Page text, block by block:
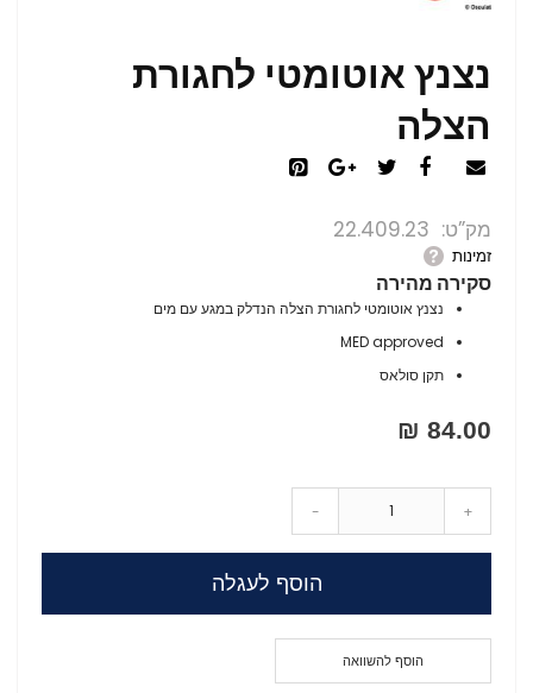
נצנץ אוטומטי לחגורת
הצלה
מק”ט 22.409.23
זמינות
סקירה מהירה
נצנץ אוטומטי לחגורת הצלה הנדלק במגע עם מים
MED approved
תקן סולאס
84.00 ₪
- +
הוסף לעגלה
הוסף להשוואה